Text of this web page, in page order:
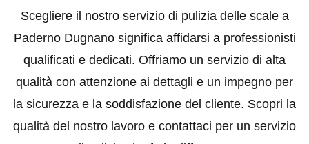
Scegliere il nostro servizio di pulizia delle scale a
Paderno Dugnano significa affidarsi a professionisti
qualificati e dedicati. Offriamo un servizio di alta
qualità con attenzione ai dettagli e un impegno per
la sicurezza e la soddisfazione del cliente. Scopri la
qualità del nostro lavoro e contattaci per un servizio